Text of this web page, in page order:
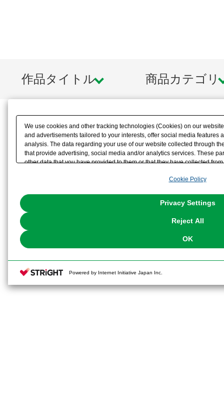
作品タイトル 商品カテゴリ
We use cookies and other tracking technologies (Cookies) on our
and advertisements tailored to your interests, offer social media features
analysis. The data regarding your use of our website collected through
that provide advertising, social media and/or analytics services. These
other data that you have provided to them or that they have collected
the use of all Cookies except for Strictly Necessary Cookies, please
You can change your consent or rejection settings at any time via
Cookie Policy
Privacy Settings
Reject All
OK
Powered by Internet Initiative Japan Inc.